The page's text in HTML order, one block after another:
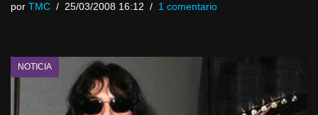
por TMC 25/03/2008 16:12 1 comentario
NOTICIA